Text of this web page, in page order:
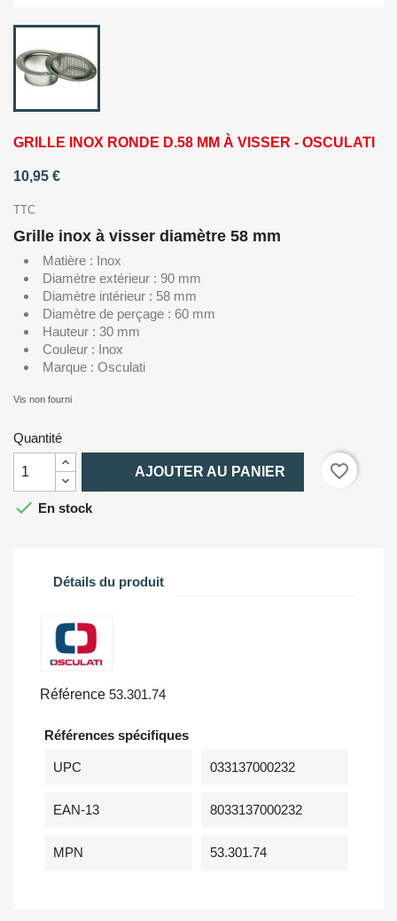
GRILLE INOX RONDE D.58 MM À VISSER - OSCULATI
10,95 €
TTC
Grille inox à visser diamètre 58 mm
Matière : Inox
Diamètre extérieur : 90 mm
Diamètre intérieur : 58 mm
Diamètre de perçage : 60 mm
Hauteur : 30 mm
Couleur : Inox
Marque : Osculati
Vis non fourni
Quantité
AJOUTER AU PANIER
favorite_border
 En stock
Détails du produit
Référence 53.301.74
Références spécifiques
UPC 033137000232
EAN-13 8033137000232
MPN 53.301.74